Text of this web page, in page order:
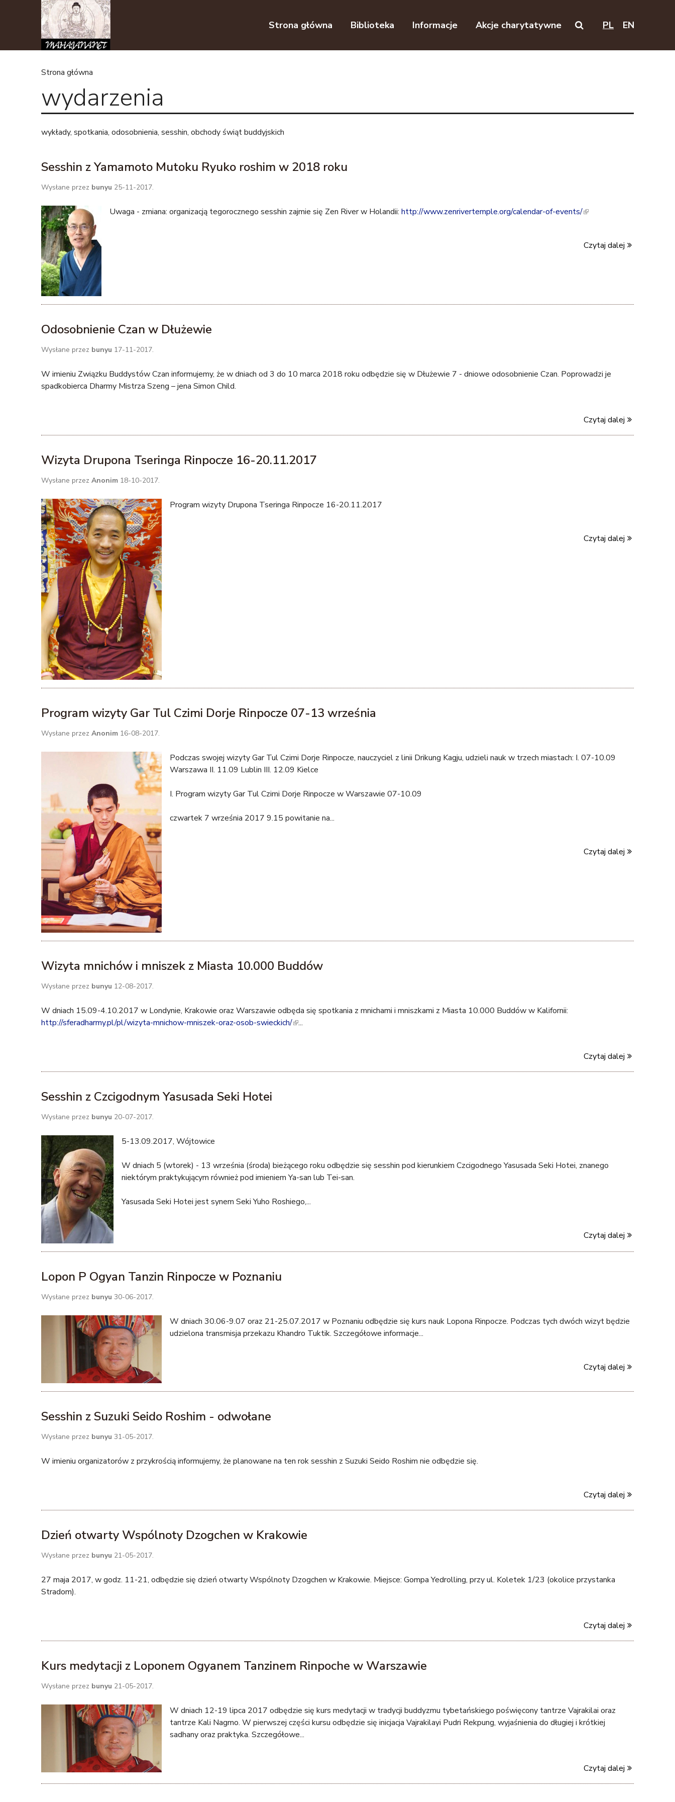
Strona główna Biblioteka Informacje Akcje charytatywne PL EN
J
e
s
t
e
ś
t
u
t
a
j
Strona główna
wydarzenia
wykłady, spotkania, odosobnienia, sesshin, obchody świąt buddyjskich
Sesshin z Yamamoto Mutoku Ryuko roshim w 2018 roku
Wysłane przez bunyu 25-11-2017.
Uwaga - zmiana: organizacją tegorocznego sesshin zajmie się Zen River w Holandii: http://www.zenrivertemple.org/calendar-of-events/(
n
x
Czytaj dalej
Odosobnienie Czan w Dłużewie
Wysłane przez bunyu 17-11-2017.
W imieniu Związku Buddystów Czan informujemy, że w dniach od 3 do 10 marca 2018 roku odbędzie się w Dłużewie 7 - dniowe odosobnienie Czan. Poprowadzi je
spadkobierca Dharmy Mistrza Szeng – jena Simon Child.
Czytaj dalej
Wizyta Drupona Tseringa Rinpocze 16-20.11.2017
Wysłane przez Anonim 18-10-2017.
Program wizyty Drupona Tseringa Rinpocze 16-20.11.2017
Czytaj dalej
Program wizyty Gar Tul Czimi Dorje Rinpocze 07-13 września
Wysłane przez Anonim 16-08-2017.
Podczas swojej wizyty Gar Tul Czimi Dorje Rinpocze, nauczyciel z linii Drikung Kagju, udzieli nauk w trzech miastach: I. 07-10.09
Warszawa II. 11.09 Lublin III. 12.09 Kielce
I. Program wizyty Gar Tul Czimi Dorje Rinpocze w Warszawie 07-10.09
czwartek 7 września 2017 9.15 powitanie na...
Czytaj dalej
Wizyta mnichów i mniszek z Miasta 10.000 Buddów
Wysłane przez bunyu 12-08-2017.
W dniach 15.09-4.10.2017 w Londynie, Krakowie oraz Warszawie odbęda się spotkania z mnichami i mniszkami z Miasta 10.000 Buddów w Kalifornii:
http://sferadharmy.pl/pl/wizyta-mnichow-mniszek-oraz-osob-swieckich/(
k
n
a
)
...
Czytaj dalej
Sesshin z Czcigodnym Yasusada Seki Hotei
Wysłane przez bunyu 20-07-2017.
5-13.09.2017, Wójtowice
W dniach 5 (wtorek) - 13 września (środa) bieżącego roku odbędzie się sesshin pod kierunkiem Czcigodnego Yasusada Seki Hotei, znanego
niektórym praktykującym również pod imieniem Ya-san lub Tei-san.
Yasusada Seki Hotei jest synem Seki Yuho Roshiego,...
Czytaj dalej
Lopon P Ogyan Tanzin Rinpocze w Poznaniu
Wysłane przez bunyu 30-06-2017.
W dniach 30.06-9.07 oraz 21-25.07.2017 w Poznaniu odbędzie się kurs nauk Lopona Rinpocze. Podczas tych dwóch wizyt będzie
udzielona transmisja przekazu Khandro Tuktik. Szczegółowe informacje...
Czytaj dalej
Sesshin z Suzuki Seido Roshim - odwołane
Wysłane przez bunyu 31-05-2017.
W imieniu organizatorów z przykrością informujemy, że planowane na ten rok sesshin z Suzuki Seido Roshim nie odbędzie się.
Czytaj dalej
Dzień otwarty Wspólnoty Dzogchen w Krakowie
Wysłane przez bunyu 21-05-2017.
27 maja 2017, w godz. 11-21, odbędzie się dzień otwarty Wspólnoty Dzogchen w Krakowie. Miejsce: Gompa Yedrolling, przy ul. Koletek 1/23 (okolice przystanka
Stradom).
Czytaj dalej
Kurs medytacji z Loponem Ogyanem Tanzinem Rinpoche w Warszawie
Wysłane przez bunyu 21-05-2017.
W dniach 12-19 lipca 2017 odbędzie się kurs medytacji w tradycji buddyzmu tybetańskiego poświęcony tantrze Vajrakilai oraz
tantrze Kali Nagmo. W pierwszej części kursu odbędzie się inicjacja Vajrakilayi Pudri Rekpung, wyjaśnienia do długiej i krótkiej
sadhany oraz praktyka. Szczegółowe...
Czytaj dalej